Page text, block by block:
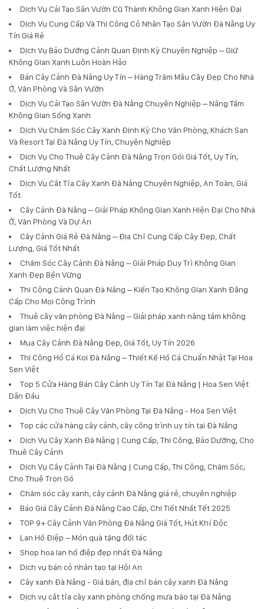
Dịch Vụ Cải Tạo Sân Vườn Cũ Thành Không Gian Xanh Hiện Đại
Dịch Vụ Cung Cấp Và Thi Công Cỏ Nhân Tạo Sân Vườn Đà Nẵng Uy
Tín Giá Rẻ
Dịch Vụ Bảo Dưỡng Cảnh Quan Định Kỳ Chuyên Nghiệp – Giữ
Không Gian Xanh Luôn Hoàn Hảo
Bán Cây Cảnh Đà Nẵng Uy Tín – Hàng Trăm Mẫu Cây Đẹp Cho Nhà
Ở, Văn Phòng Và Sân Vườn
Dịch Vụ Cải Tạo Sân Vườn Đà Nẵng Chuyên Nghiệp – Nâng Tầm
Không Gian Sống Xanh
Dịch Vụ Chăm Sóc Cây Xanh Định Kỳ Cho Văn Phòng, Khách Sạn
Và Resort Tại Đà Nẵng Uy Tín, Chuyên Nghiệp
Dịch Vụ Cho Thuê Cây Cảnh Đà Nẵng Trọn Gói Giá Tốt, Uy Tín,
Chất Lượng Nhất
Dịch Vụ Cắt Tỉa Cây Xanh Đà Nẵng Chuyên Nghiệp, An Toàn, Giá
Tốt
Cây Cảnh Đà Nẵng – Giải Pháp Không Gian Xanh Hiện Đại Cho Nhà
Ở, Văn Phòng Và Dự Án
Cây Cảnh Giá Rẻ Đà Nẵng – Địa Chỉ Cung Cấp Cây Đẹp, Chất
Lượng, Giá Tốt Nhất
Chăm Sóc Cây Cảnh Đà Nẵng – Giải Pháp Duy Trì Không Gian
Xanh Đẹp Bền Vững
Thi Công Cảnh Quan Đà Nẵng – Kiến Tạo Không Gian Xanh Đẳng
Cấp Cho Mọi Công Trình
Thuê cây văn phòng Đà Nẵng – Giải pháp xanh nâng tầm không
gian làm việc hiện đại
Mua Cây Cảnh Đà Nẵng Đẹp, Giá Tốt, Uy Tín 2026
Thi Công Hồ Cá Koi Đà Nẵng – Thiết Kế Hồ Cá Chuẩn Nhật Tại Hoa
Sen Việt
Top 5 Cửa Hàng Bán Cây Cảnh Uy Tín Tại Đà Nẵng | Hoa Sen Việt
Dẫn Đầu
Dịch Vụ Cho Thuê Cây Văn Phòng Tại Đà Nẵng - Hoa Sen Việt
Top các cửa hàng cây cảnh, cây công trình uy tín tại Đà Nẵng
Dịch Vụ Cây Xanh Đà Nẵng | Cung Cấp, Thi Công, Bảo Dưỡng, Cho
Thuê Cây Cảnh
Dịch Vụ Cây Cảnh Tại Đà Nẵng | Cung Cấp, Thi Công, Chăm Sóc,
Cho Thuê Trọn Gó
Chăm sóc cây xanh, cây cảnh Đà Nẵng giá rẻ, chuyên nghiệp
Báo Giá Cây Cảnh Đà Nẵng Cao Cấp, Chi Tiết Nhất Tết 2025
TOP 9+ Cây Cảnh Văn Phòng Đà Nẵng Giá Tốt, Hút Khí Độc
Lan Hồ Điệp – Món quà tặng đối tác
Shop hoa lan hồ điệp đẹp nhất Đà Nẵng
Dịch vụ bán cỏ nhân tạo tại Hội An
Cây xanh Đà Nẵng - Giá bán, địa chỉ bán cây xanh Đà Nẵng
Dịch vụ cắt tỉa cây xanh phòng chống mưa bão tại Đà Nẵng